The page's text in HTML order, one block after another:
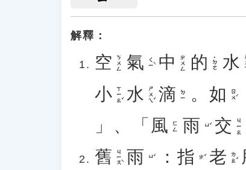
解釋：
空 ㄎㄨㄥ 氣 ㄑㄧˋ 中 ㄓㄨㄥ 的 ˙ㄉㄜ 水
小 ㄒㄧㄠˇ 水 ㄕㄨㄟˇ 滴 ㄉㄧ 。 如 ㄖㄨˊ
」、「 風 ㄈㄥ 雨 ㄩˇ 交 ㄐㄧㄠ
舊 ㄐㄧㄡˋ 雨 ㄩˇ ： 指 ㄓˇ 老 ㄌㄠˇ